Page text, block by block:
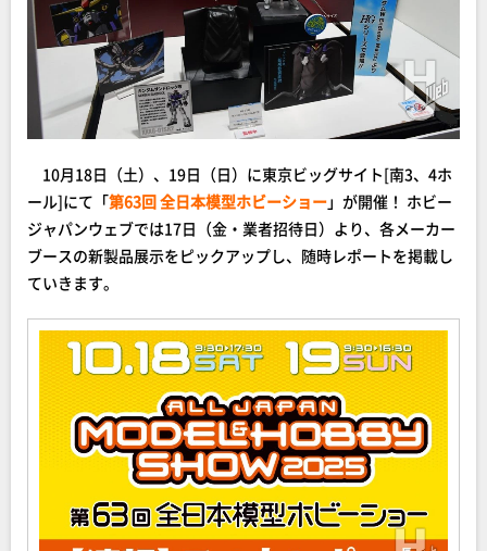
10月18日（土）、19日（日）に東京ビッグサイト[南3、4ホ
ール]にて「第63回 全日本模型ホビーショー」が開催！ ホビー
ジャパンウェブでは17日（金・業者招待日）より、各メーカー
ブースの新製品展示をピックアップし、随時レポートを掲載し
ていきます。